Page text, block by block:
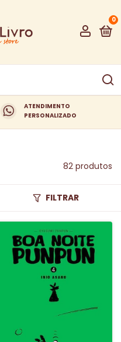
0
ATENDIMENTO
PERSONALIZADO
82 produtos
FILTRAR